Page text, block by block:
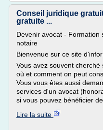
Conseil juridique
gratuite ...
Devenir avocat - Formation
notaire
Bienvenue sur ce site
Vous avez souvent
où et comment on peut
Vous vous êtes aussi
services d'un avocat
si vous pouvez bénéficier de
Lire la suite